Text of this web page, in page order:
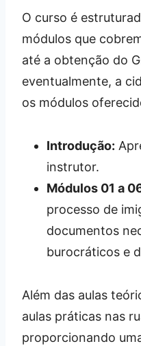
O curso é
módulos que
até a obtenção do
eventualmente, a
os módulos
Introdução:
instrutor.
Módulos 01 a
processo de
documentos
burocráticos e
Além das aulas
aulas práticas nas
proporcionando